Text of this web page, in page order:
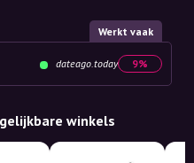
Werkt vaak
dateago.today 9%
winkels